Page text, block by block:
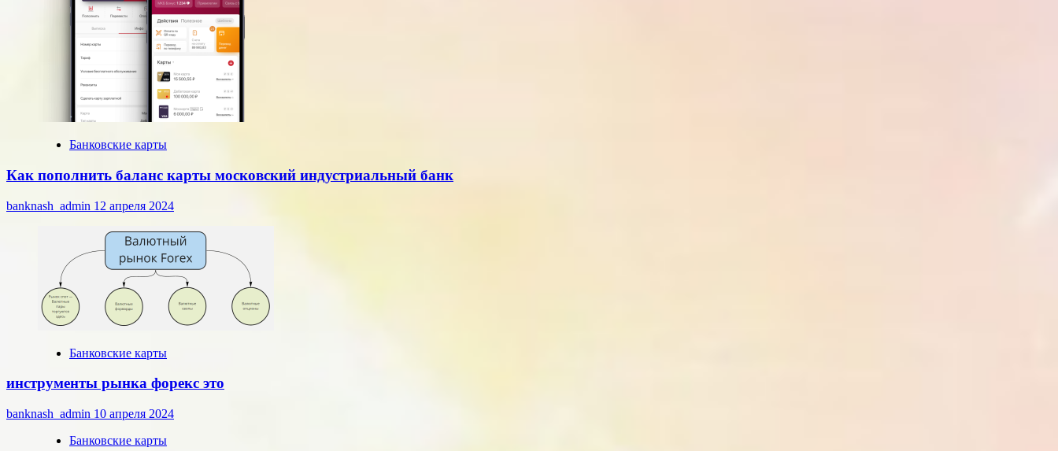
Банковские карты
Как пополнить баланс карты московский индустриальный банк
banknash_admin 12 апреля 2024
Банковские карты
инструменты рынка форекс это
banknash_admin 10 апреля 2024
Банковские карты